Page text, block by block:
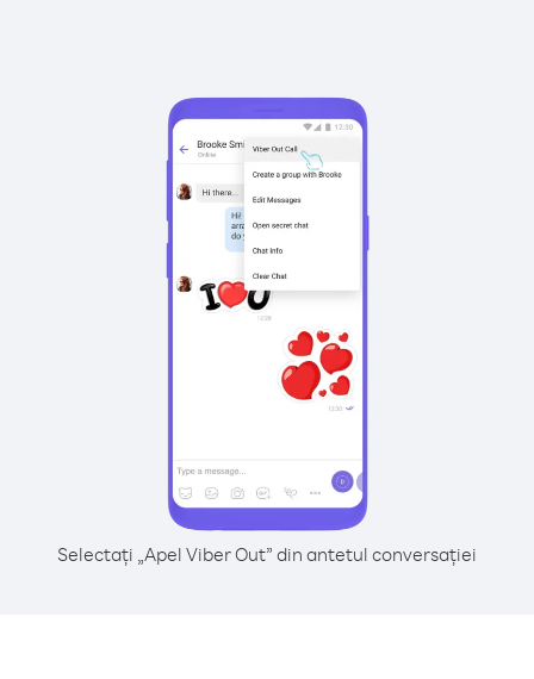
Selectați „Apel Viber Out” din antetul conversației